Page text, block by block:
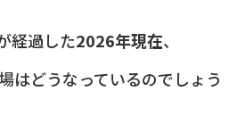
経過した2026年現在、
はどうなっているのでしょう